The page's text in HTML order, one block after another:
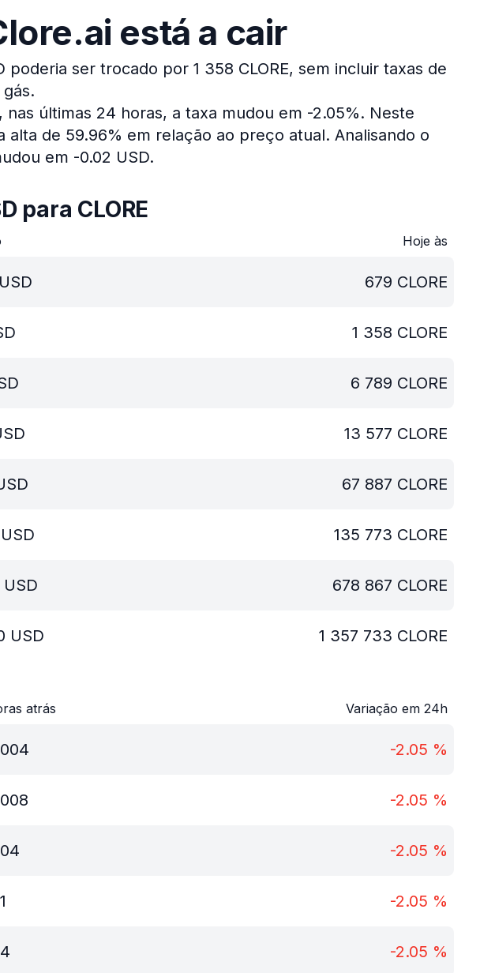
está a cair
poderia ser trocado por 1 358 CLORE, sem incluir taxas de
nas últimas 24 horas, a taxa mudou em -2.05%. Neste
alta de 59.96% em relação ao preço atual. Analisando o
em -0.02 USD.
para CLORE
Hoje às
USD 679 CLORE
1 358 CLORE
6 789 CLORE
13 577 CLORE
67 887 CLORE
USD 135 773 CLORE
USD 678 867 CLORE
USD 1 357 733 CLORE
atrás Variação em 24h
-2.05 %
-2.05 %
-2.05 %
-2.05 %
-2.05 %